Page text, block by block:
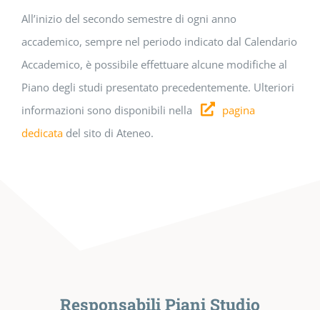
All’inizio del secondo semestre di ogni anno
accademico, sempre nel periodo indicato dal Calendario
Accademico, è possibile effettuare alcune modifiche al
Piano degli studi presentato precedentemente. Ulteriori
informazioni sono disponibili nella
pagina
dedicata del sito di Ateneo.
Responsabili Piani Studio